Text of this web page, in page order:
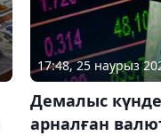
17:48, 25 наурыз
Демалыс
арналған